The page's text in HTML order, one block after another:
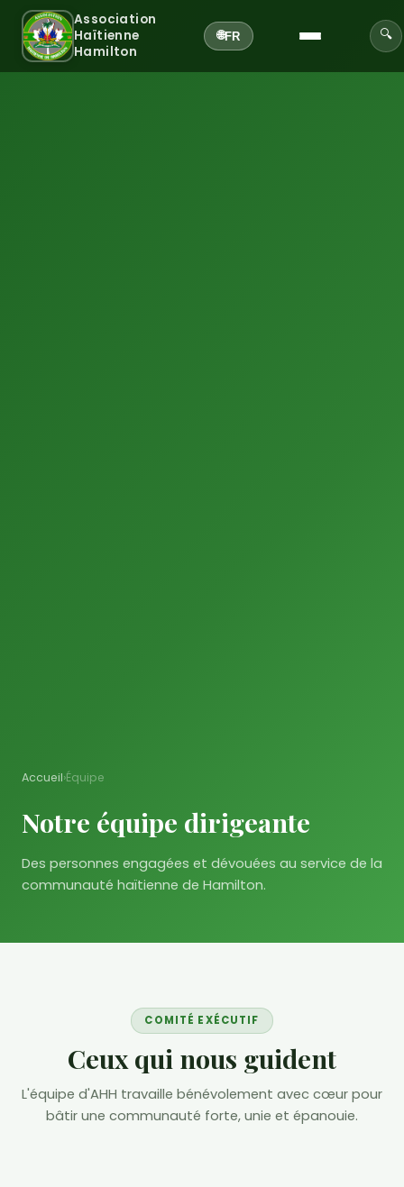
Association
Haïtienne
Hamilton
🌐FR 🔍
Accueil›Équipe
Notre équipe dirigeante
Des personnes engagées et dévouées au service de la
communauté haïtienne de Hamilton.
COMITÉ EXÉCUTIF
Ceux qui nous guident
L'équipe d'AHH travaille bénévolement avec cœur pour
bâtir une communauté forte, unie et épanouie.